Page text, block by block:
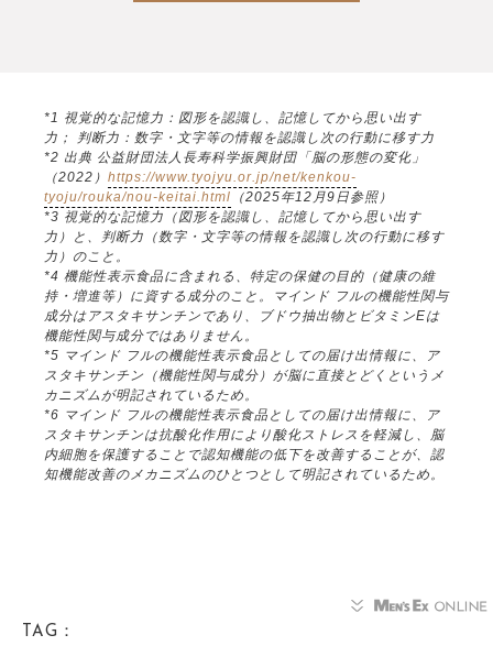
*1 視覚的な記憶力：図形を認識し、記憶してから思い出す
力； 判断力：数字・文字等の情報を認識し次の行動に移す力
*2 出典 公益財団法人長寿科学振興財団「脳の形態の変化」
（2022） https://www.tyojyu.or.jp/net/kenkou-
tyoju/rouka/nou-keitai.html （2025年12月9日参照）
*3 視覚的な記憶力（図形を認識し、記憶してから思い出す
力）と、判断力（数字・文字等の情報を認識し次の行動に移す
力）のこと。
*4 機能性表示食品に含まれる、特定の保健の目的（健康の維
持・増進等）に資する成分のこと。マインド フルの機能性関与
成分はアスタキサンチンであり、ブドウ抽出物とビタミンEは
機能性関与成分ではありません。
*5 マインド フルの機能性表示食品としての届け出情報に、ア
スタキサンチン（機能性関与成分）が脳に直接とどくというメ
カニズムが明記されているため。
*6 マインド フルの機能性表示食品としての届け出情報に、ア
スタキサンチンは抗酸化作用により酸化ストレスを軽減し、脳
内細胞を保護することで認知機能の低下を改善することが、認
知機能改善のメカニズムのひとつとして明記されているため。
TAG：